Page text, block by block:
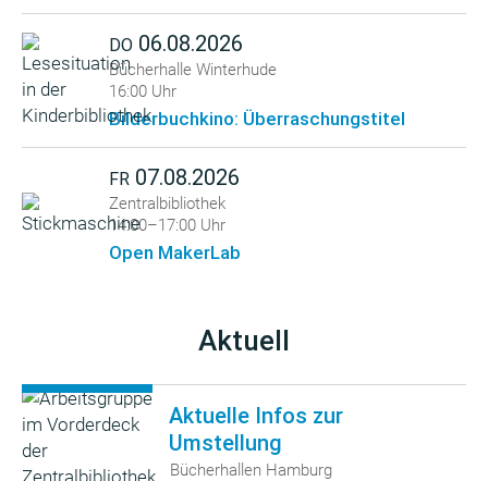
DO 06.08.2026
Bücherhalle Winterhude
16:00 Uhr
Bilderbuchkino: Überraschungstitel
FR 07.08.2026
Zentralbibliothek
14:00–17:00 Uhr
Open MakerLab
Aktuell
Aktuelle Infos zur
Umstellung
Bücherhallen Hamburg